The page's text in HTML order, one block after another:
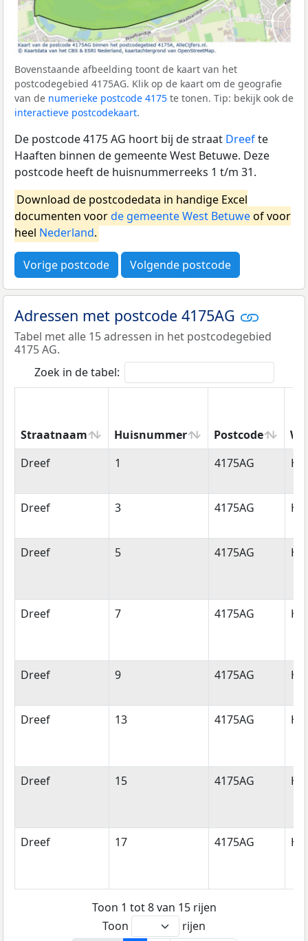
Bovenstaande afbeelding toont de kaart van het
postcodegebied 4175AG. Klik op de kaart om de geografie
van de numerieke postcode 4175 te tonen. Tip: bekijk ook de
interactieve postcodekaart.
De postcode 4175 AG hoort bij de straat Dreefte
Haaften binnen de gemeente West Betuwe. Deze
postcode heeft de huisnummerreeks 1 t/m 31.
Download de postcodedata in handige Excel
documenten voorde gemeente West Betuweof voor
heel Nederland.
Vorige postcode Volgende postcode
Adressen met postcode 4175AG
Tabel met alle 15 adressen in het postcodegebied
4175 AG.
Zoek in de tabel:
Straatnaam Huisnummer Postcode
Straatnaam
Huisnummer Postcode
Dreef 1 4175AG
Dreef 3 4175AG
Dreef 5 4175AG
Dreef 7 4175AG
Dreef 9 4175AG
Dreef 13 4175AG
Dreef 15 4175AG
Dreef 17 4175AG
Toon 1 tot 8 van 15 rijen
Toon
rijen